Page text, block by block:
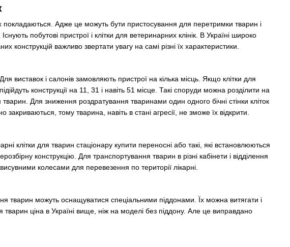
покладаються. Адже це можуть бути пристосування для перетримки тварин і
побутові пристрої і клітки для ветеринарних клінік. В Україні широко
важливо звертати увагу на самі різні їх характеристики.
виставок і салонів замовляють пристрої на кілька місць. Якщо клітки для
конструкції на 11, 31 і навіть 51 місце. Такі споруди можна розділити на
Для зниження роздратування тваринами один одного бічні стінки кліток
тому тварина, навіть в стані агресії, не зможе їх відкрити.
клітки для тварин стаціонару купити переносні або такі, які встановлюються
конструкцію. Для транспортування тварин в різні кабінети і відділення
колесами для перевезення по території лікарні.
тварин можуть оснащуватися спеціальними піддонами. Їх можна витягати і
ціна в Україні вище, ніж на моделі без піддону. Але це виправдано